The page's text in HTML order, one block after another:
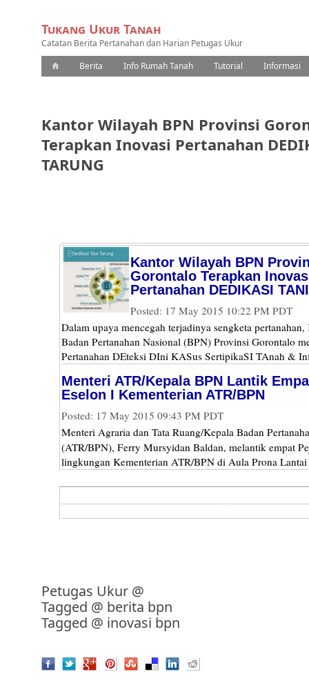
Tukang Ukur Tanah
Catatan Berita Pertanahan dan Harian Petugas Ukur
Berita
Info Rumah Tanah Tutorial Informasi
Kantor Wilayah BPN Provinsi
Terapkan Inovasi Pertanahan
TARUNG
Kantor Wilayah BPN
Gorontalo Terapkan
Pertanahan DEDIKASI
Posted: 17 May 2015 10:22 PM PDT
Dalam upaya mencegah terjadinya sengketa
Badan Pertanahan Nasional (BPN) Provinsi Gorontalo
Pertanahan DEteksi DIni KASus SertipikaSI TAnah &
Menteri ATR/Kepala BPN Lantik
Eselon I Kementerian ATR/BPN
Posted: 17 May 2015 09:43 PM PDT
Menteri Agraria dan Tata Ruang/Kepala Badan
(ATR/BPN), Ferry Mursyidan Baldan, melantik empat
lingkungan Kementerian ATR/BPN di Aula Prona
Petugas Ukur @
Tagged @ berita bpn
Tagged @ inovasi bpn